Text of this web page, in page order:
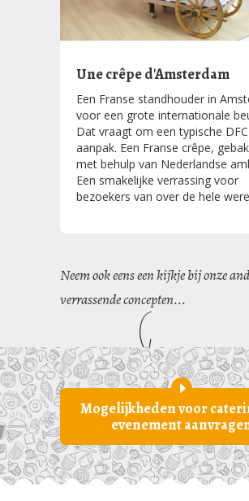
Une crêpe d'Amsterdam
Een Franse standhouder in
voor een grote internationale
Dat vraagt om een typische DFC
aanpak. Een Franse crêpe,
met behulp van Nederlandse
Een smakelijke verrassing voor
bezoekers van over de hele
Neem ook eens een kijkje bij onze
verrassende concepten...
Mogelijkheden voor
evenement